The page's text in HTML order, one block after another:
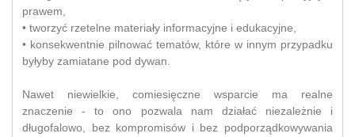
prawem,
• tworzyć rzetelne materiały informacyjne i edukacyjne,
• konsekwentnie pilnować tematów, które w innym przypadku
byłyby zamiatane pod dywan.
Nawet niewielkie, comiesięczne wsparcie ma realne
znaczenie - to ono pozwala nam działać niezależnie i
długofalowo, bez kompromisów i bez podporządkowywania